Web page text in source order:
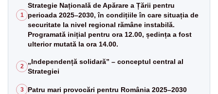
1
Strategie Națională de Apărare a Țării pentru
perioada 2025–2030, în condițiile în care situația de
securitate la nivel regional rămâne instabilă.
Programată inițial pentru ora 12.00, ședința a fost
ulterior mutată la ora 14.00.
2
„Independență solidară” – conceptul central al
Strategiei
3 Patru mari provocări pentru România 2025–2030